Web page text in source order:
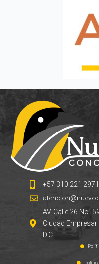
+57 310 221 2971
AV. Calle 26 No-
Ciudad
D.C.
Política